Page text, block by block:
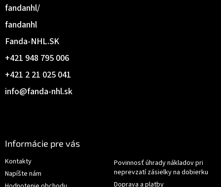
info@fanda-nhl.sk
+421 2 21 025 041
+421 948 795 006
Fanda-NHL.SK
fandanhl
fandanhl/
Informácie pre vás
Kontakty
Napíšte nám
Povinnosť úhrady nákladov pri
neprevzatí zásielky na dobierku
Doprava a platby